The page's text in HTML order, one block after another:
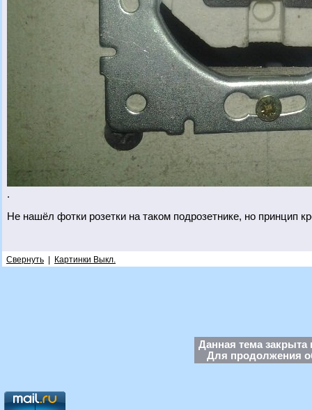
.
Не нашёл фотки розетки на таком подрозетнике, но принцип
Свернуть Картинки Выкл.
Данная тема закрыта
Для продолжения